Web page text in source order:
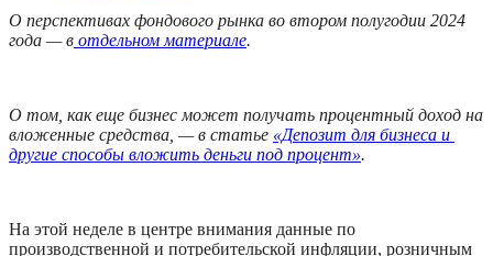
О перспективах фондового рынка во втором полугодии 2024
года — в отдельном материале.
О том, как еще бизнес может получать процентный доход на
вложенные средства, — в статье «Депозит для бизнеса и
другие способы вложить деньги под процент».
На этой неделе в центре внимания данные по
производственной и потребительской инфляции, розничным